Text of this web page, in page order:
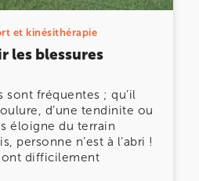
et kinésithérapie
les blessures
sont fréquentes ; qu’il
d’une tendinite ou
éloigne du terrain
personne n’est à l’abri !
difficilement
Meudon